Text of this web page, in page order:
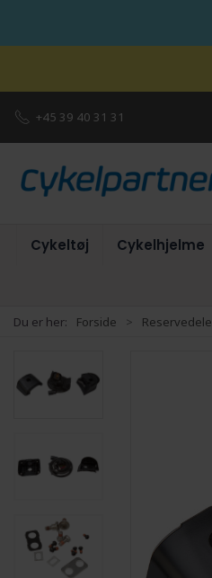
+45 39 40 31 31
Cykeltøj Cykelhjelme
Du er her: Forside Reservedele